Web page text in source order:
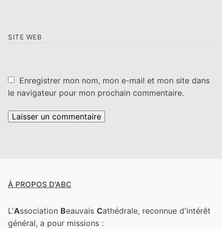
SITE WEB
Enregistrer mon nom, mon e-mail et mon site dans
le navigateur pour mon prochain commentaire.
À PROPOS D'ABC
L'Association Beauvais Cathédrale, reconnue d'intérêt
général, a pour missions :